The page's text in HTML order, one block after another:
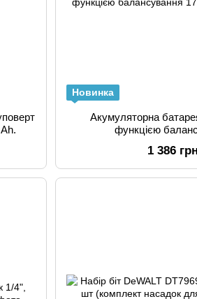
Новинка
Акумуляторна
функцією
1 386 грн